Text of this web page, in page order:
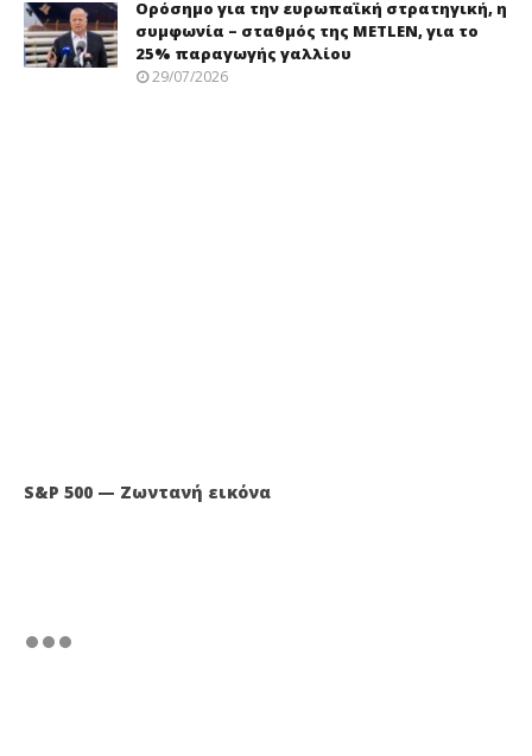
Ορόσημο για την ευρωπαϊκή στρατηγική, η
συμφωνία – σταθμός της METLEN, για το
25% παραγωγής γαλλίου
29/07/2026
S&P 500 — Ζωντανή εικόνα